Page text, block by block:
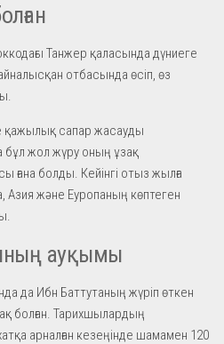
Танжер қаласында дүниеге
отбасында өсіп, өз
қажылық сапар жасауды
бұл жол жүру оның ұзақ
ғана болды. Кейінгі отыз жылға
Азия және Еуропаның көптеген
ауқымы
да Ибн Баттутаның жүріп өткен
болған. Тарихшылардың
арналған кезеңінде шамамен 120